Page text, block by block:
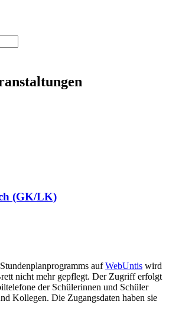
(GK/LK)
aufWebUntis wird
nicht mehr gepflegt. Der Zugriff erfolgt
der Schülerinnen und Schüler
Kollegen. Die Zugangsdaten haben sie